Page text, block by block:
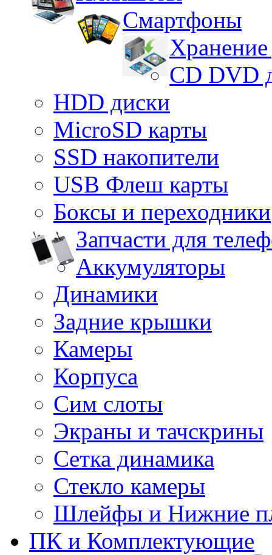
Смартфоны
CD DVD
HDD диски
MicroSD карты
SSD накопители
USB Флеш карты
Боксы и переходники
Запчасти для
Аккумуляторы
Динамики
Задние крышки
Камеры
Корпуса
Сим слоты
Экраны и тачскрины
Сетка динамика
Стекло камеры
Шлейфы и Нижние
ПК и Комплектующие